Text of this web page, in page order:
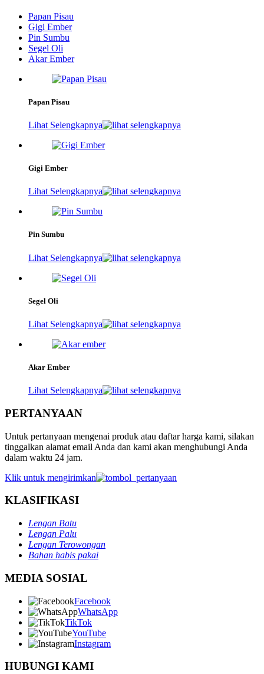
Papan Pisau
Gigi Ember
Pin Sumbu
Segel Oli
Akar Ember
Papan Pisau
Lihat Selengkapnya
Gigi Ember
Lihat Selengkapnya
Pin Sumbu
Lihat Selengkapnya
Segel Oli
Lihat Selengkapnya
Akar Ember
Lihat Selengkapnya
PERTANYAAN
Untuk pertanyaan mengenai produk atau daftar harga kami, silakan
tinggalkan alamat email Anda dan kami akan menghubungi Anda
dalam waktu 24 jam.
Klik untuk mengirimkan
KLASIFIKASI
Lengan Batu
Lengan Palu
Lengan Terowongan
Bahan habis pakai
MEDIA SOSIAL
Facebook
WhatsApp
TikTok
YouTube
Instagram
HUBUNGI KAMI